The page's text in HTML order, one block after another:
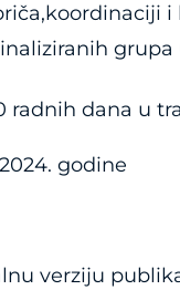
grupa
radnih dana u
godine
verziju